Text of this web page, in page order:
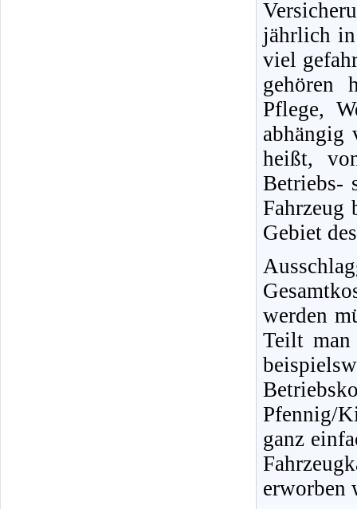
jährlich
viel
gehören
Pflege,
abhängig
heißt,
Betriebs-
Fahrzeug
Gebiet
werden
Teilt man
Pfennig/
ganz
erworben